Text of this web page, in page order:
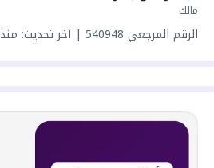
واصل مياه
سنة البناء: 2024
- سطح
سعرها 1650000 ر.س
مالك
الرقم المرجعي 540948
|آخر تحديث: منذ 41 يوم